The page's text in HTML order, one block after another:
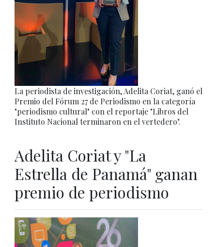
La periodista de investigación, Adelita Coriat, ganó el
Premio del Fórum 27 de Periodismo en la categoría
"periodismo cultural" con el reportaje "Libros del
Instituto Nacional terminaron en el vertedero".
Adelita Coriat y "La
Estrella de Panamá" ganan
premio de periodismo